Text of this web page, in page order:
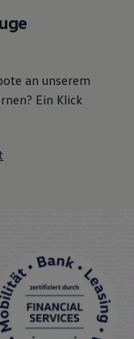
an unserem
Ein Klick